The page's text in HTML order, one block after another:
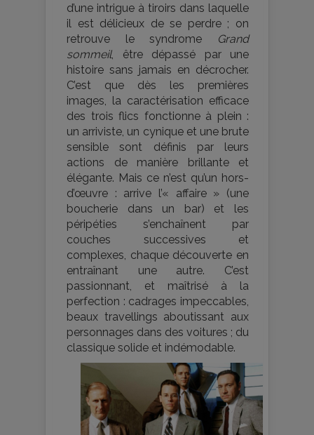
d’une intrigue à tiroirs dans laquelle
il est délicieux de se perdre ; on
retrouve le syndrome
Grand
sommeil, être dépassé par une
histoire sans jamais en décrocher.
C’est que dès les premières
images, la caractérisation efficace
des trois flics fonctionne à plein :
un arriviste, un cynique et une brute
sensible sont définis par leurs
actions de manière brillante et
élégante. Mais ce n’est qu’un hors-
d’œuvre : arrive l’« affaire » (une
boucherie dans un bar) et les
péripéties s’enchaînent par
couches successives et
complexes, chaque découverte en
entraînant une autre. C’est
passionnant, et maîtrisé à la
perfection : cadrages impeccables,
beaux travellings aboutissant aux
personnages dans des voitures ; du
classique solide et indémodable.